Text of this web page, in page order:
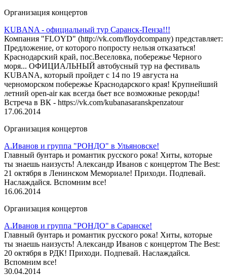
Организация концертов
KUBANA - официальный тур Саранск-Пенза!!!
Компания "FLOYD" (http://vk.com/floydcompany) представляет:
Предложение, от которого попросту нельзя отказаться!
Краснодарский край, пос.Веселовка, побережье Черного
моря... ОФИЦИАЛЬНЫЙ автобусный тур на фестиваль
KUBANA, который пройдет с 14 по 19 августа на
черноморском побережье Краснодарского края! Крупнейший
летний open-air как всегда бьет все возможные рекорды!
Встреча в ВК - https://vk.com/kubanasaranskpenzatour
17.06.2014
Организация концертов
А.Иванов и группа "РОНДО" в Ульяновске!
Главный бунтарь и романтик русского рока! Хиты, которые
ты знаешь наизусть! Александр Иванов с концертом The Best:
21 октября в Ленинском Мемориале! Приходи. Подпевай.
Наслаждайся. Вспомним все!
16.06.2014
Организация концертов
А.Иванов и группа "РОНДО" в Саранске!
Главный бунтарь и романтик русского рока! Хиты, которые
ты знаешь наизусть! Александр Иванов с концертом The Best:
20 октября в РДК! Приходи. Подпевай. Наслаждайся.
Вспомним все!
30.04.2014